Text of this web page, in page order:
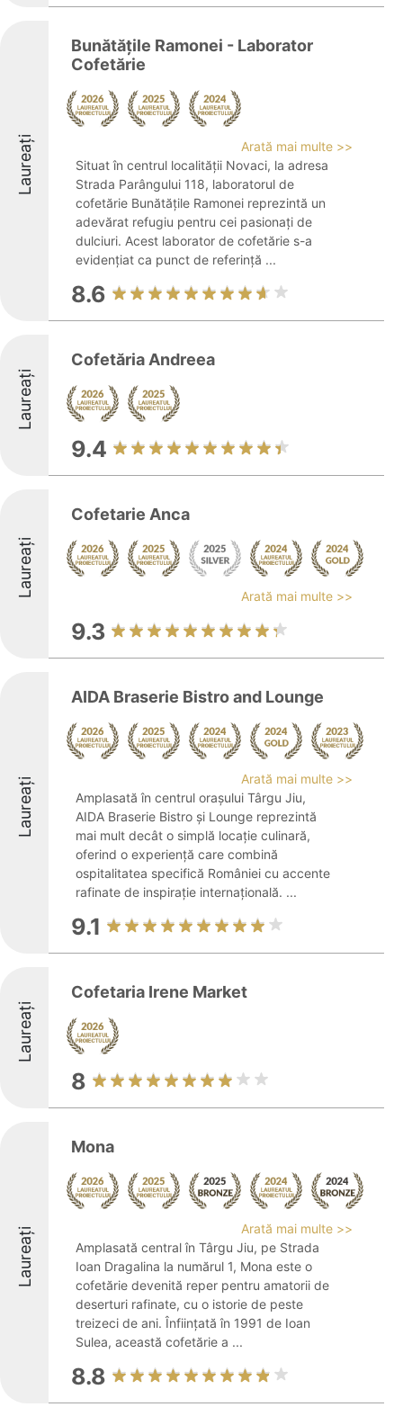
Laureați
Bunătățile Ramonei - Laborator
Cofetărie
Arată mai multe >>
Situat în centrul localității Novaci, la adresa
Strada Parângului 118, laboratorul de
cofetărie Bunătățile Ramonei reprezintă un
adevărat refugiu pentru cei pasionați de
dulciuri. Acest laborator de cofetărie s-a
evidențiat ca punct de referință ...
8.6
Laureați
Cofetăria Andreea
9.4
Laureați
Cofetarie Anca
Arată mai multe >>
9.3
Laureați
AIDA Braserie Bistro and Lounge
Arată mai multe >>
Amplasată în centrul orașului Târgu Jiu,
AIDA Braserie Bistro și Lounge reprezintă
mai mult decât o simplă locație culinară,
oferind o experiență care combină
ospitalitatea specifică României cu accente
rafinate de inspirație internațională. ...
9.1
Laureați
Cofetaria Irene Market
8
Laureați
Mona
Arată mai multe >>
Amplasată central în Târgu Jiu, pe Strada
Ioan Dragalina la numărul 1, Mona este o
cofetărie devenită reper pentru amatorii de
deserturi rafinate, cu o istorie de peste
treizeci de ani. Înființată în 1991 de Ioan
Sulea, această cofetărie a ...
8.8